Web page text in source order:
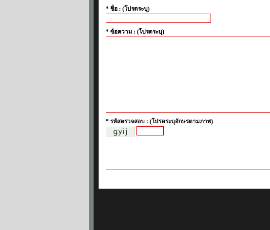
* ชื่อ : (โปรดระบุ)
* ข้อความ : (โปรดระบุ)
* รหัสตรวจสอบ : (โปรดระบุอักษรตามภาพ)